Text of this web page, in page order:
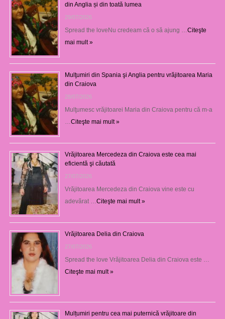
din Anglia și din toată lumea
29/07/2026
Spread the loveNu credeam că o să ajung …Citeşte
mai mult »
Mulţumiri din Spania şi Anglia pentru vrăjitoarea Maria
din Craiova
28/07/2026
Mulţumesc vrăjitoarei Maria din Craiova pentru că m-a
…Citeşte mai mult »
Vrăjitoarea Mercedeza din Craiova este cea mai
eficientă şi căutată
27/07/2026
Vrăjitoarea Mercedeza din Craiova vine este cu
adevărat …Citeşte mai mult »
Vrăjitoarea Delia din Craiova
27/07/2026
Spread the love Vrăjitoarea Delia din Craiova este …
Citeşte mai mult »
Mulțumiri pentru cea mai puternică vrăjitoare din